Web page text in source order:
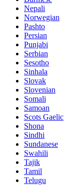
Nepali
Norwegian
Pashto
Persian
Punjabi
Serbian
Sesotho
Sinhala
Slovak
Slovenian
Somali
Samoan
Scots Gaelic
Shona
Sindhi
Sundanese
Swahili
Tajik
Tamil
Telugu